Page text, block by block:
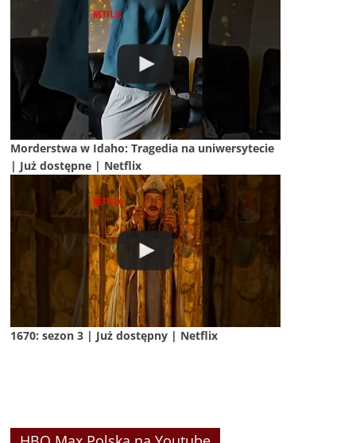
Morderstwa w Idaho: Tragedia na uniwersytecie
| Już dostępne | Netflix
1670: sezon 3 | Już dostępny | Netflix